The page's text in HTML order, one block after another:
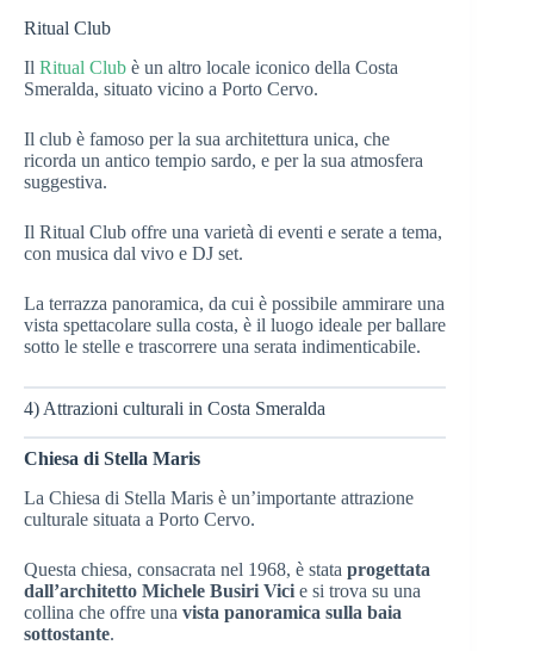
Ritual Club
Il Ritual Club è un altro locale iconico della Costa
Smeralda, situato vicino a Porto Cervo.
Il club è famoso per la sua architettura unica, che
ricorda un antico tempio sardo, e per la sua atmosfera
suggestiva.
Il Ritual Club offre una varietà di eventi e serate a tema,
con musica dal vivo e DJ set.
La terrazza panoramica, da cui è possibile ammirare una
vista spettacolare sulla costa, è il luogo ideale per ballare
sotto le stelle e trascorrere una serata indimenticabile.
4) Attrazioni culturali in Costa Smeralda
Chiesa di Stella Maris
La Chiesa di Stella Maris è un’importante attrazione
culturale situata a Porto Cervo.
Questa chiesa, consacrata nel 1968, è stata progettata
dall’architetto Michele Busiri Vici e si trova su una
collina che offre una vista panoramica sulla baia
sottostante.